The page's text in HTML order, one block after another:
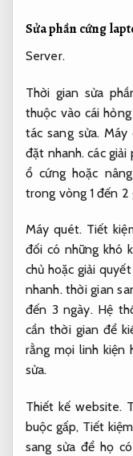
Sửa phần cứng
Server.
Thời gian sửa
thuộc vào cái
tác sang sửa. Máy
đặt nhanh. các giải
ổ cứng hoặc
trong vòng 1 đến 2
Máy quét. Tiết
đối có những khó
chủ hoặc giải
nhanh.thời gian
đến 3 ngày. Hệ
cần thời gian để
rằng mọi linh kiện
sửa.
Thiết kế website.
buộc gấp, Tiết
sang sửa để họ